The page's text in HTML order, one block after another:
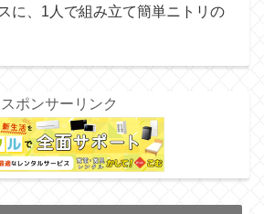
に、1人で組み立て簡単ニトリの
スポンサーリンク